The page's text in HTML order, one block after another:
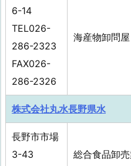
6-14
TEL026-
286-2323
FAX026-
286-2326
海産物卸問屋
株式会社丸水長野県水
長野市市場
3-43
総合食品卸売